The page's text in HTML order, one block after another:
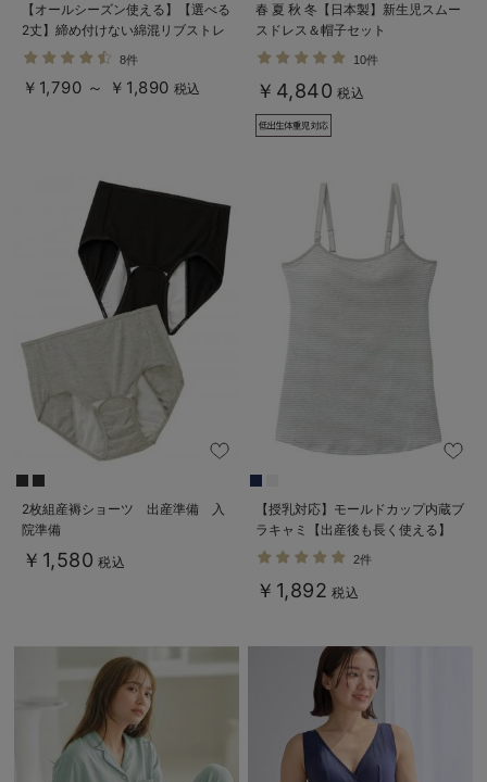
【オールシーズン使える】【選べる
2丈】締め付けない綿混リブストレ
ートレギンス【産後まで長く使え
8件
￥1,790 ～ ￥1,890 税込
春 夏 秋 冬【日本製】新生児スムー
スドレス＆帽子セット
10件
￥4,840 税込
2枚組産褥ショーツ 出産準備 入
院準備
￥1,580 税込
【授乳対応】モールドカップ内蔵ブ
ラキャミ【出産後も長く使える】
2件
￥1,892 税込